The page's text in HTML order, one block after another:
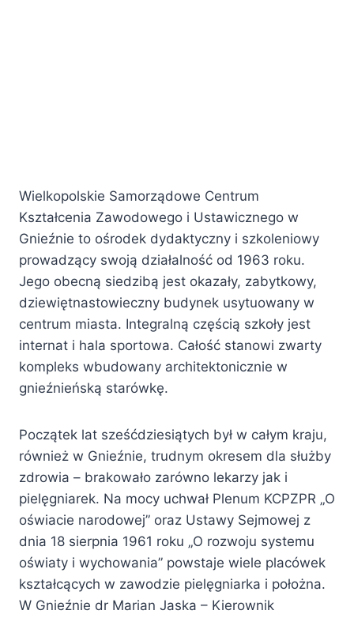
Wielkopolskie Samorządowe Centrum
Kształcenia Zawodowego i Ustawicznego w
Gnieźnie to ośrodek dydaktyczny i szkoleniowy
prowadzący swoją działalność od 1963 roku.
Jego obecną siedzibą jest okazały, zabytkowy,
dziewiętnastowieczny budynek usytuowany w
centrum miasta. Integralną częścią szkoły jest
internat i hala sportowa. Całość stanowi zwarty
kompleks wbudowany architektonicznie w
gnieźnieńską starówkę.
Początek lat sześćdziesiątych był w całym kraju,
również w Gnieźnie, trudnym okresem dla służby
zdrowia – brakowało zarówno lekarzy jak i
pielęgniarek. Na mocy uchwał Plenum KCPZPR „O
oświacie narodowej” oraz Ustawy Sejmowej z
dnia 18 sierpnia 1961 roku „O rozwoju systemu
oświaty i wychowania” powstaje wiele placówek
kształcących w zawodzie pielęgniarka i położna.
W Gnieźnie dr Marian Jaska – Kierownik